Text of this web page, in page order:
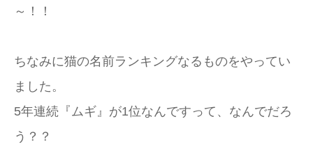
～！！
ちなみに猫の名前ランキングなるものをやってい
ました。
5年連続『ムギ』が1位なんですって、なんでだろ
う？？